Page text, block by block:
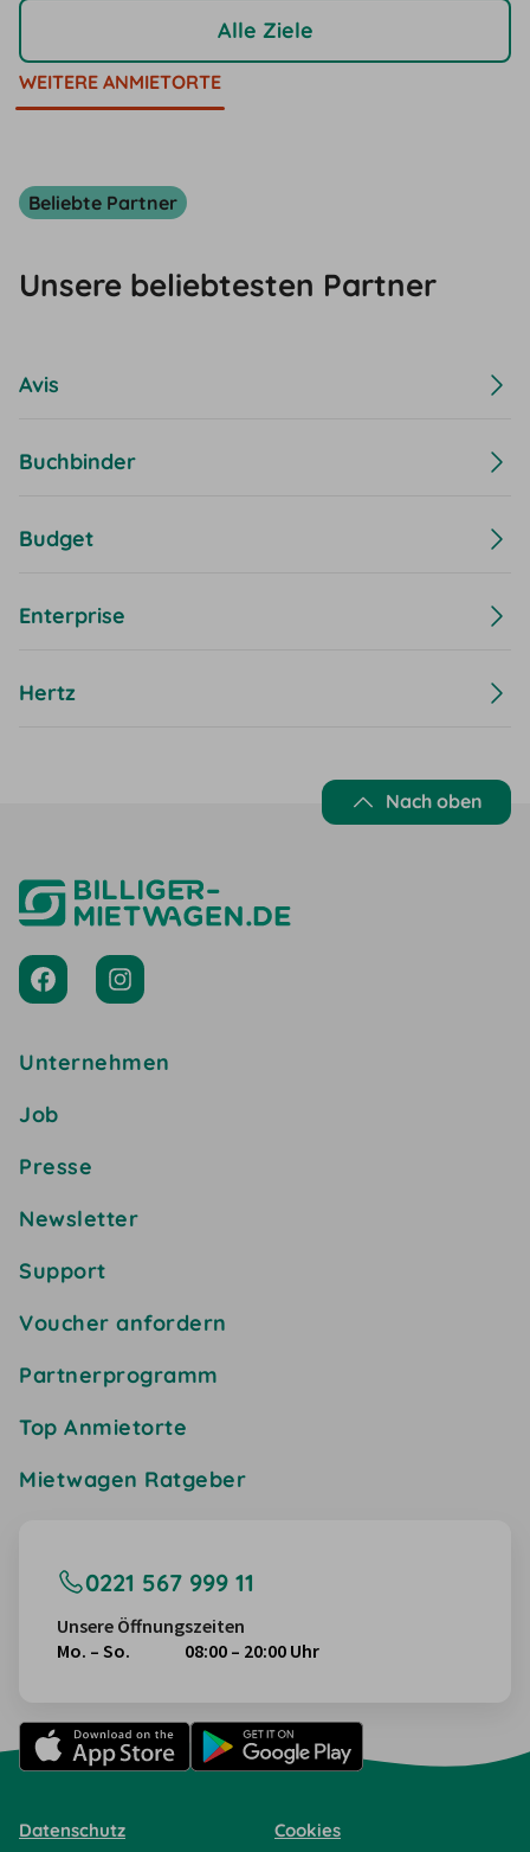
Alle Ziele
WEITERE ANMIETORTE
Beliebte Partner
Unsere beliebtesten Partner
Avis
Buchbinder
Budget
Enterprise
Hertz
Nach oben
Unternehmen
Job
Presse
Newsletter
Support
Voucher anfordern
Partnerprogramm
Top Anmietorte
Mietwagen Ratgeber
0221 567 999 11
Unsere Öffnungszeiten
Mo. – So.
08:00 – 20:00 Uhr
Datenschutz Cookies